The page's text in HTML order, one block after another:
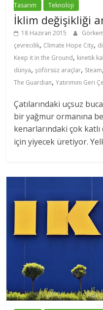
Tasarım
Teknoloji
İklim değişikliği
18 Haziran 2015
çevrecilik, Climate Hope City,
Keep it in the Ground, kinetik
dünya,şöförsüz araçlar, Steam,
The Guardian,Yatırımını Geri
Çatılarındaki uçsuz
bir yağmur ormanına
kenarlarındaki çok
için yiyecek üretiyor.